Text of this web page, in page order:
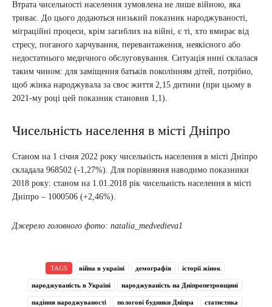
Втрата чисельності населення зумовлена не лише війною, яка
триває. До цього додаються низький показник народжуваності,
міграційні процеси, крім загиблих на війні, є ті, хто вмирає від
стресу, поганого харчування, перевантаження, неякісного або
недостатнього медичного обслуговування. Ситуація нині склалася
таким чином: для заміщення батьків поколінням дітей, потрібно,
щоб жінка народжувала за своє життя 2,15 дитини (при цьому в
2021-му році цей показник становив 1,1).
Чисельність населення в місті Дніпро
Станом на 1 січня 2022 року чисельність населення в місті Дніпро
складала 968502 (-1,27%). Для порівняння наводимо показники
2018 року: станом на 1.01.2018 рік чисельність населення в місті
Дніпро – 1000506 (+2,46%).
Джерело головного фото: natalia_medvedieva1
TAGS війна в україні демографія історії жінок
народжуваність в Україні народжуваність на Дніпропетровщині
падіння народжуваності пологові будинки Дніпра статистика